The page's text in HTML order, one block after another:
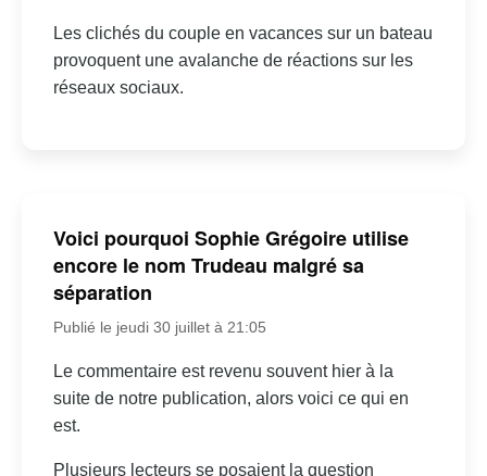
Les clichés du couple en vacances sur un bateau
provoquent une avalanche de réactions sur les
réseaux sociaux.
Voici pourquoi Sophie Grégoire utilise
encore le nom Trudeau malgré sa
séparation
Publié le jeudi 30 juillet à 21:05
Le commentaire est revenu souvent hier à la
suite de notre publication, alors voici ce qui en
est.
Plusieurs lecteurs se posaient la question